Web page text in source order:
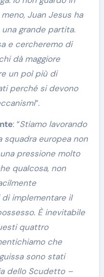
Juan Jesus ha
grande partita.
e cercheremo di
dà maggiore
un poì più di
perché si devono
“.
: “Stiamo lavorando
europea non
pressione molto
qualcosa, non
di implementare il
È inevitabile
quattro
che
sono stati
dello Scudetto –